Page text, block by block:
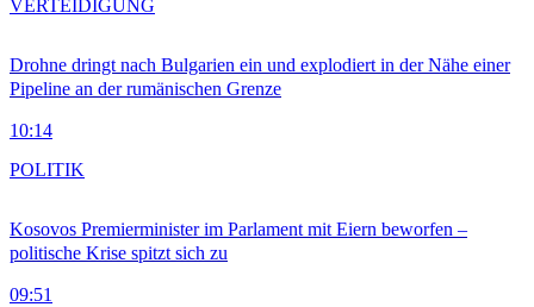
Drohne dringt nach Bulgarien ein und explodiert in der Nähe einer
Pipeline an der rumänischen Grenze
10:14
VERTEIDIGUNG
Kosovos Premierminister im Parlament mit Eiern beworfen –
politische Krise spitzt sich zu
09:51
POLITIK